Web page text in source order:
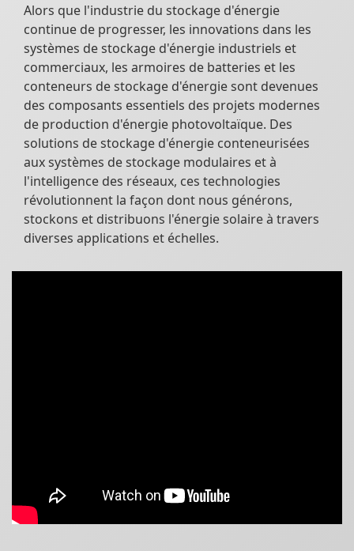
Alors que l'industrie du stockage d'énergie
continue de progresser, les innovations dans les
systèmes de stockage d'énergie industriels et
commerciaux, les armoires de batteries et les
conteneurs de stockage d'énergie sont devenues
des composants essentiels des projets modernes
de production d'énergie photovoltaïque. Des
solutions de stockage d'énergie conteneurisées
aux systèmes de stockage modulaires et à
l'intelligence des réseaux, ces technologies
révolutionnent la façon dont nous générons,
stockons et distribuons l'énergie solaire à travers
diverses applications et échelles.